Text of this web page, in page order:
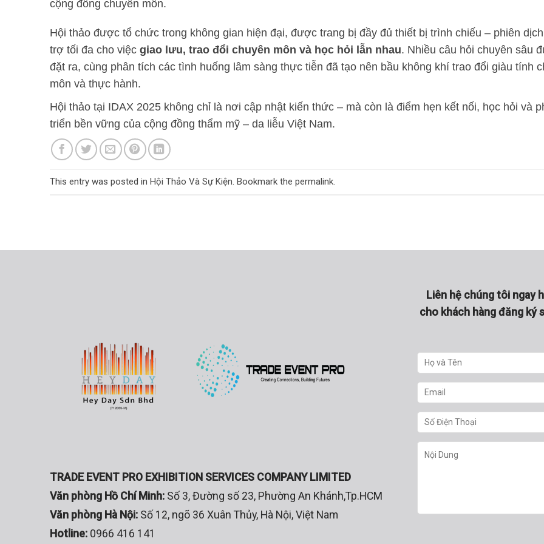
cộng đồng chuyên môn.
Hội thảo được tổ chức trong không gian hiện đại, được trang bị đầy đủ thiết bị trình chiếu – phiên
trợ tối đa cho việc giao lưu, trao đổi chuyên môn và học hỏi lẫn nhau. Nhiều câu hỏi chuyên sâu
đặt ra, cùng phân tích các tình huống lâm sàng thực tiễn đã tạo nên bầu không khí trao đổi giàu tính
môn và thực hành.
Hội thảo tại IDAX 2025 không chỉ là nơi cập nhật kiến thức – mà còn là điểm hẹn kết nối, học hỏi và
triển bền vững của cộng đồng thẩm mỹ – da liễu Việt Nam.
This entry was posted in Hội Thảo Và Sự Kiện. Bookmark the permalink.
TRADE EVENT PRO EXHIBITION SERVICES COMPANY LIMITED
Văn phòng Hồ Chí Minh: Số 3, Đường số 23, Phường An Khánh,Tp.HCM
Văn phòng Hà Nội: Số 12, ngõ 36 Xuân Thủy, Hà Nội, Việt Nam
Hotline: 0966 416 141
Liên hệ chúng tôi ngay
cho khách hàng đăng ký